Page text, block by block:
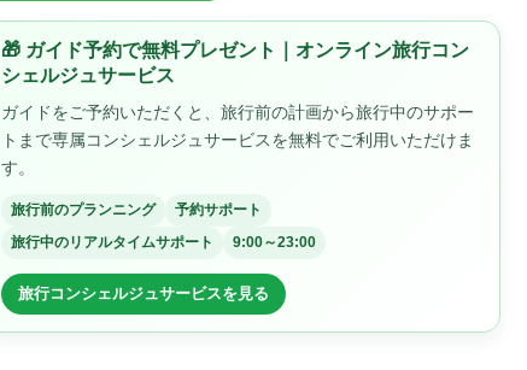
🎁 ガイド予約で無料プレゼント｜オンライン旅行コン
シェルジュサービス
ガイドをご予約いただくと、旅行前の計画から旅行中のサポー
トまで専属コンシェルジュサービスを無料でご利用いただけま
す。
旅行前のプランニング
予約サポート
旅行中のリアルタイムサポート
9:00～23:00
旅行コンシェルジュサービスを見る